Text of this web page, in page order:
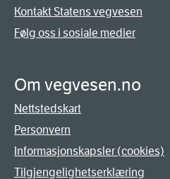
Kontakt Statens vegvesen
Følg oss i sosiale medier
Om vegvesen.no
Nettstedskart
Personvern
Informasjonskapsler (cookies)
Tilgjengelighetserklæring